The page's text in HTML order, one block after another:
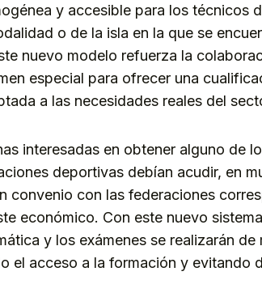
y accesible para los técnicos
o de la isla en la que se
nuevo modelo refuerza la
especial para ofrecer una
a las necesidades reales del
interesadas en obtener alguno de
deportivas debían acudir, en
convenio con las federaciones
económico. Con este nuevo
y los exámenes se realizarán de
el acceso a la formación y evitando